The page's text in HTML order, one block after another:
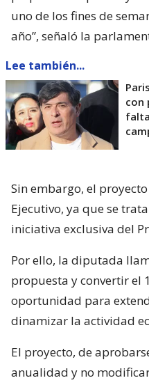
uno de los fines de
año”, señaló la
Lee también...
con
Sin embargo, el
Ejecutivo, ya que se
iniciativa exclusiva del
Por ello, la diputada
propuesta y convertir el
oportunidad para
dinamizar la actividad
El proyecto, de
anualidad y no